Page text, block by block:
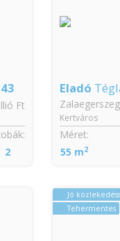
43
Ft
2
Eladó
Zalaegerszeg
Kertváros
Méret:
55 m2
Jó
Tehermentes